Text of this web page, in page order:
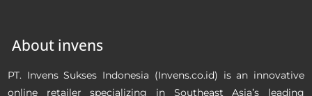
About invens
PT. Invens Sukses Indonesia (Invens.co.id) is an innovative
online retailer specializing in Southeast Asia’s leading